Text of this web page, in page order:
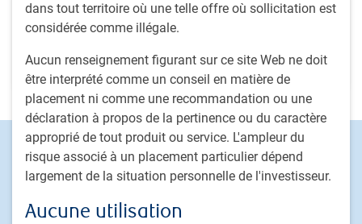
dans tout territoire où une telle offre où sollicitation est
considérée comme illégale.
Aucun renseignement figurant sur ce site Web ne doit
être interprété comme un conseil en matière de
placement ni comme une recommandation ou une
déclaration à propos de la pertinence ou du caractère
approprié de tout produit ou service. L'ampleur du
risque associé à un placement particulier dépend
largement de la situation personnelle de l'investisseur.
Aucune utilisation
Équipe Actions nord-américaines RBC
La recherche fondamentale rigoureuse sert à recenser les
diverses conjonctures de marché.
Footer
Capacités d'investissement
Actions
Solutions déléguées de portefeuille